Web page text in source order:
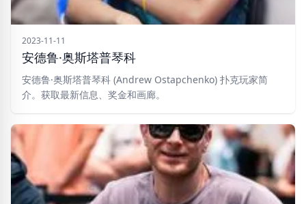
应用
分类
2023-11-11
安德鲁·奥斯塔普琴科
安德鲁·奥斯塔普琴科 (Andrew Ostapchenko) 扑克玩家简
介。获取最新信息、奖金和画廊。